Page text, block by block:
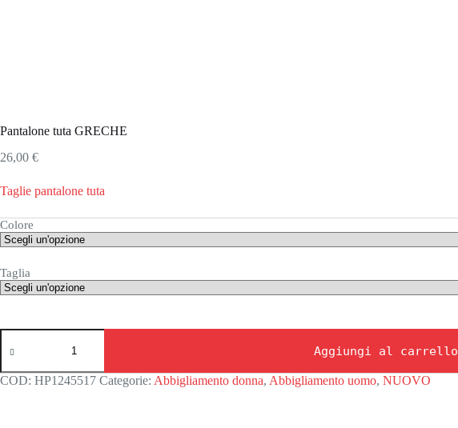
Pantalone tuta GRECHE
26,00 €
Taglie pantalone tuta
Colore
Taglia
Pantalone
tuta
quantità
Aggiungi al carrello
COD: HP1245517 Categorie: Abbigliamento donna, Abbigliamento uomo, NUOVO